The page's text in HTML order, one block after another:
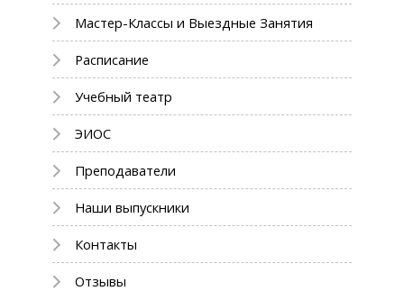
Мастер-Классы и Выездные Занятия
Расписание
Учебный театр
ЭИОС
Преподаватели
Наши выпускники
Контакты
Отзывы